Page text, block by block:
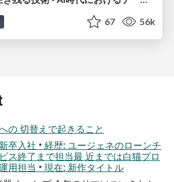
67 56k
の 切替えで起きること
卒入社 • 経歴: ユージェネのローンチ
ス終了まで担当最 近までは白猫プロ
用担当 • 現在: 新作タイトル